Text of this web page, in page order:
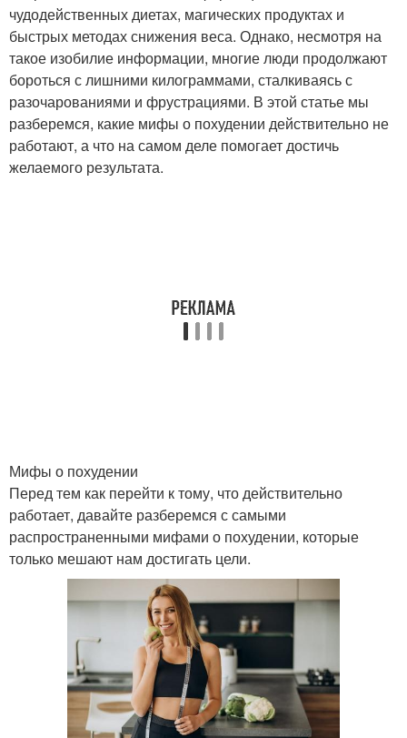
чудодейственных диетах, магических продуктах и
быстрых методах снижения веса. Однако, несмотря на
такое изобилие информации, многие люди продолжают
бороться с лишними килограммами, сталкиваясь с
разочарованиями и фрустрациями. В этой статье мы
разберемся, какие мифы о похудении действительно не
работают, а что на самом деле помогает достичь
желаемого результата.
Мифы о похудении
Перед тем как перейти к тому, что действительно
работает, давайте разберемся с самыми
распространенными мифами о похудении, которые
только мешают нам достигать цели.